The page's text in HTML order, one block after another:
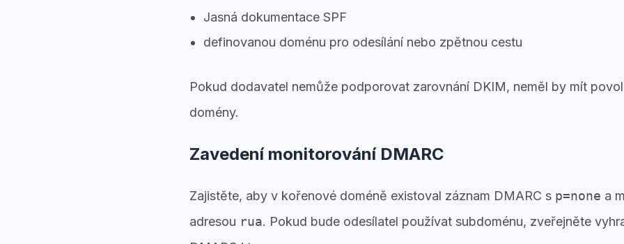
Jasná dokumentace SPF
definovanou doménu pro odesílání nebo zpětnou cestu
Pokud dodavatel nemůže podporovat zarovnání DKIM, neměl by mít
domény.
Zavedení monitorování DMARC
Zajistěte, aby v kořenové doméně existoval záznam DMARC s p=none a
adresou rua. Pokud bude odesílatel používat subdoménu, zveřejněte